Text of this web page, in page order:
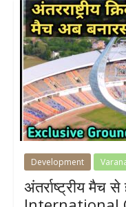
Development
अंतर्राष्ट्रीय मैच